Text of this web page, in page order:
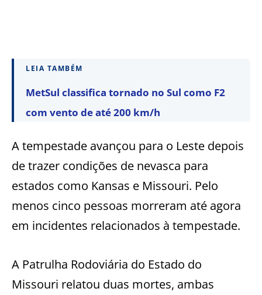
LEIA TAMBÉM
MetSul classifica tornado no Sul como F2
com vento de até 200 km/h
A tempestade avançou para o Leste depois
de trazer condições de nevasca para
estados como Kansas e Missouri. Pelo
menos cinco pessoas morreram até agora
em incidentes relacionados à tempestade.
A Patrulha Rodoviária do Estado do
Missouri relatou duas mortes, ambas